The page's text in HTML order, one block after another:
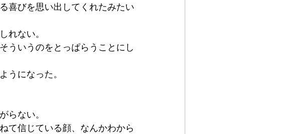
喜びを思い出してくれたみたい
れない。
ういうのをとっぱらうことにし
うになった。
らない。
て信じている顔、なんかわから